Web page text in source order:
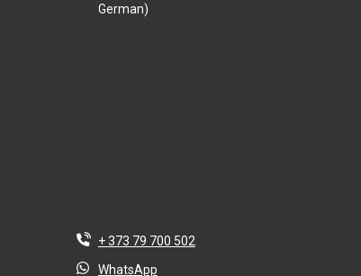
German)
+ 373 79 700 502
WhatsApp